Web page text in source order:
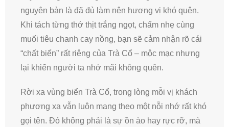
nguyên bản là đã đủ làm nên hương vị khó quên.
Khi tách từng thớ thịt trắng ngọt, chấm nhẹ cùng
muối tiêu chanh cay nồng, bạn sẽ cảm nhận rõ cái
“chất biển” rất riêng của Trà Cổ – mộc mạc nhưng
lại khiến người ta nhớ mãi không quên.
Rời xa vùng biển Trà Cổ, trong lòng mỗi vị khách
phương xa vẫn luôn mang theo một nỗi nhớ rất khó
gọi tên. Đó không phải là sự ồn ào hay rực rỡ, mà